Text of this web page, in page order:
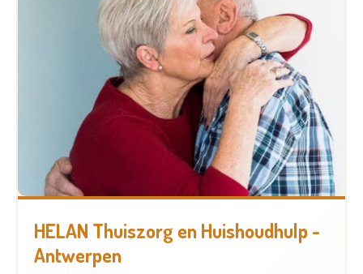
HELAN Thuiszorg en Huishoudhulp -
Antwerpen